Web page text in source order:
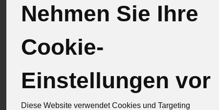
Nehmen Sie Ihre
Cookie-
Einstellungen vor
Diese Website verwendet Cookies und Targeting
12